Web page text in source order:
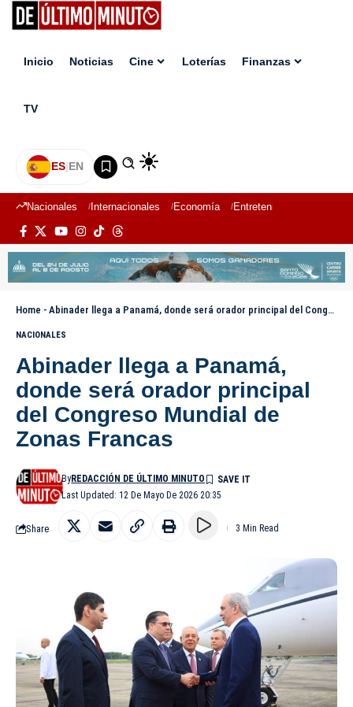
Inicio Noticias Cine Loterías Finanzas
TV
ES|EN
Nacionales Internacionales Economía Entretenimiento
Home - Abinader llega a Panamá, donde será orador principal del Congreso Mundial de Zonas Francas
NACIONALES
Abinader llega a Panamá,
donde será orador principal
del Congreso Mundial de
Zonas Francas
Last Updated: 12 De Mayo De 2026 20:35
ByREDACCIÓN DE ÚLTIMO MINUTO
Share 3 Min Read